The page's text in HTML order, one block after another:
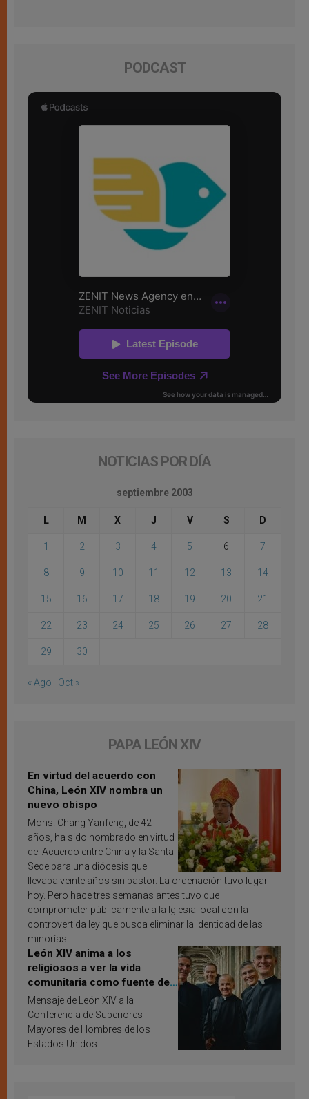
PODCAST
NOTICIAS POR DÍA
septiembre 2003
L M X J V S D
1 2 3 4 5 6 7
8 9 10 11 12 13 14
15 16 17 18 19 20 21
22 23 24 25 26 27 28
29 30
« Ago Oct »
PAPA LEÓN XIV
En virtud del acuerdo con
China, León XIV nombra un
nuevo obispo
Mons. Chang Yanfeng, de 42
años, ha sido nombrado en virtud
del Acuerdo entre China y la Santa
Sede para una diócesis que
llevaba veinte años sin pastor. La ordenación tuvo lugar
hoy. Pero hace tres semanas antes tuvo que
comprometer públicamente a la Iglesia local con la
controvertida ley que busca eliminar la identidad de las
minorías.
León XIV anima a los
religiosos a ver la vida
comunitaria como fuente de
inspiración y santificación
Mensaje de León XIV a la
Conferencia de Superiores
Mayores de Hombres de los
Estados Unidos